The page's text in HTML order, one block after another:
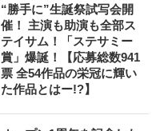
“勝手に”生誕祭試写会開
催！ 主演も助演も全部ス
テイサム！「ステサミー
賞」爆誕！【応募総数941
票 全54作品の栄冠に輝い
た作品とはー!?】